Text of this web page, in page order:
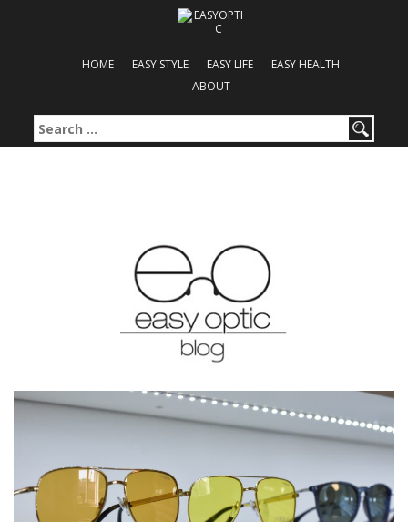
HOME EASY STYLE EASY LIFE
EASY HEALTH
ABOUT
Search for: